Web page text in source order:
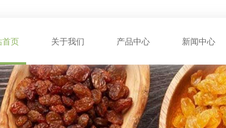
首页 关于我们 产品中心 新闻中心